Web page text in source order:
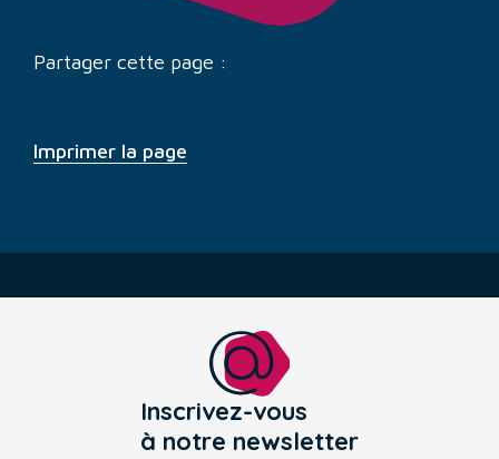
Partager cette page :
Imprimer la page
Inscrivez-vous
à notre newsletter